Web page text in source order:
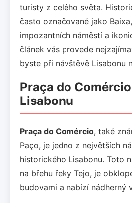
turisty z celého světa.
často označované jako
impozantních náměstí a
článek vás provede
byste při návštěvě Lisabonu
Praça do
Lisabonu
Praça do Comércio, také
Paço, je jedno z největších
historického Lisabonu. Toto
na břehu řeky Tejo, je
budovami a nabízí nádherný